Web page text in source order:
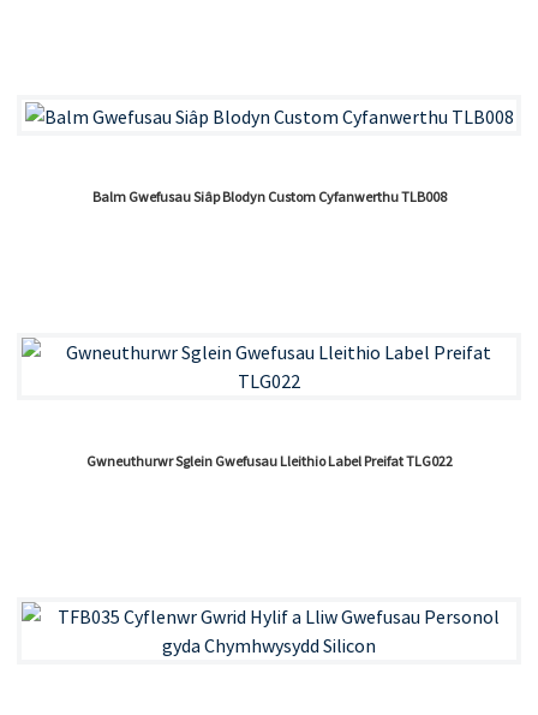
Balm Gwefusau Siâp Blodyn Custom Cyfanwerthu TLB008
Gwneuthurwr Sglein Gwefusau Lleithio Label Preifat TLG022